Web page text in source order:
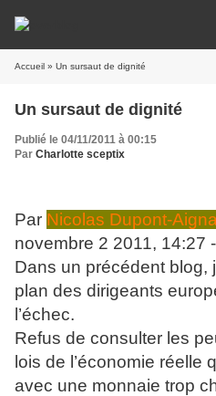
Accueil » Un sursaut de dignité
Un sursaut de dignité
Publié le 04/11/2011 à 00:15
Par Charlotte sceptix
Par Nicolas Dupont-
novembre 2 2011, 14:27 -
Dans un précédent blog,
plan des dirigeants
l’échec.
Refus de consulter les
lois de l’économie réelle
avec une monnaie trop